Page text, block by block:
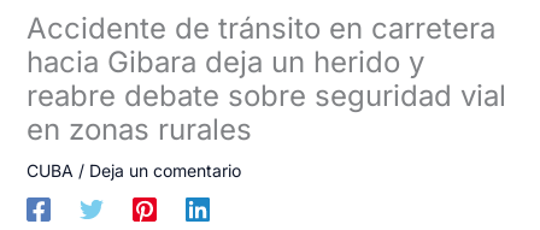
Accidente de tránsito en carretera
hacia Gibara deja un herido y
reabre debate sobre seguridad vial
en zonas rurales
CUBA / Deja un comentario